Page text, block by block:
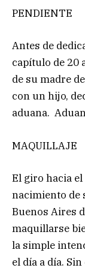
PENDIENTE
Antes de
capítulo de 20
de su madre
con un hijo,
aduana.
MAQUILLAJE
El giro hacia
nacimiento de
Buenos Aires
maquillarse
la simple
el día a día.